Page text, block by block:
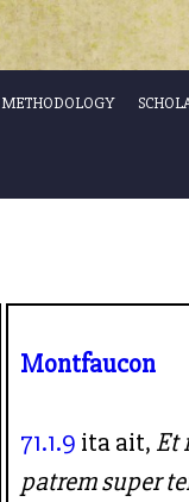
METHODOLOGY
Montfaucon
71.1.9 ita ait, Et
patrem super